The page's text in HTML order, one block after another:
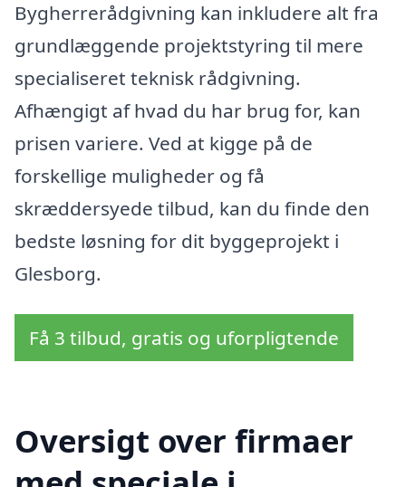
Bygherrerådgivning kan inkludere alt fra
grundlæggende projektstyring til mere
specialiseret teknisk rådgivning.
Afhængigt af hvad du har brug for, kan
prisen variere. Ved at kigge på de
forskellige muligheder og få
skræddersyede tilbud, kan du finde den
bedste løsning for dit byggeprojekt i
Glesborg.
Få 3 tilbud, gratis og uforpligtende
Oversigt over firmaer